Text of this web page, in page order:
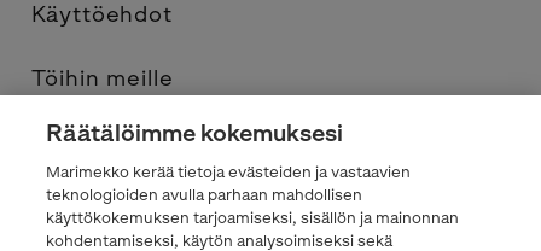
Käyttöehdot
Töihin meille
Yhteystiedot
Tietosuojaseloste
Räätälöimme kokemuksesi
Marimekko kerää tietoja evästeiden ja vastaavien
teknologioiden avulla parhaan mahdollisen
käyttökokemuksen tarjoamiseksi, sisällön ja mainonnan
kohdentamiseksi, käytön analysoimiseksi sekä